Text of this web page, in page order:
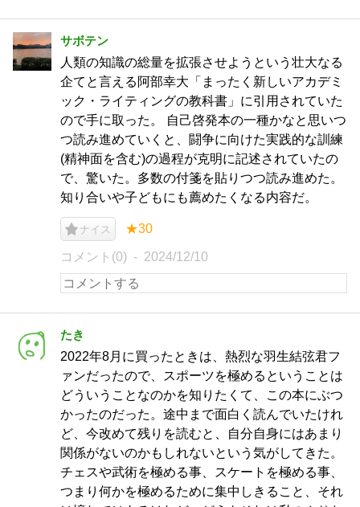
サボテン
人類の知識の総量を拡張させようという壮大なる
企てと言える阿部幸大「まったく新しいアカデミ
ック・ライティングの教科書」に引用されていた
ので手に取った。 自己啓発本の一種かなと思いつ
つ読み進めていくと、闘争に向けた実践的な訓練
(精神面を含む)の過程が克明に記述されていたの
で、驚いた。多数の付箋を貼りつつ読み進めた。
知り合いや子どもにも薦めたくなる内容だ。
ナイス ★30
コメント(0) 2024/12/10
たき
2022年8月に買ったときは、熱烈な羽生結弦君フ
ァンだったので、スポーツを極めるということは
どういうことなのかを知りたくて、この本にぶつ
かったのだった。途中まで面白く読んでいたけれ
ど、今改めて残りを読むと、自分自身にはあまり
関係がないのかもしれないという気がしてきた。
チェスや武術を極める事、スケートを極める事、
つまり何かを極めるために集中しきること、それ